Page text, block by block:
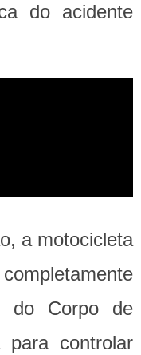
do acidente
a motocicleta
do Corpo de
para controlar